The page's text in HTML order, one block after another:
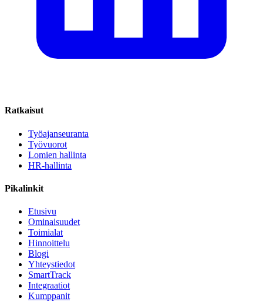
Ratkaisut
Työajanseuranta
Työvuorot
Lomien hallinta
HR-hallinta
Pikalinkit
Etusivu
Ominaisuudet
Toimialat
Hinnoittelu
Blogi
Yhteystiedot
SmartTrack
Integraatiot
Kumppanit